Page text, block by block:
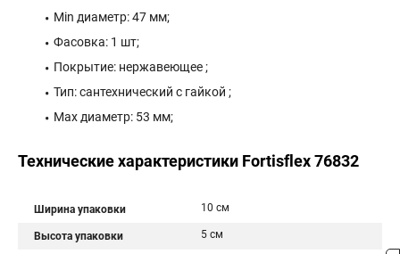
Min диаметр: 47 мм;
Фасовка: 1 шт;
Покрытие: нержавеющее ;
Тип: сантехнический с гайкой ;
Max диаметр: 53 мм;
Технические характеристики Fortisflex 76832
Ширина упаковки 10 см
Высота упаковки 5 см